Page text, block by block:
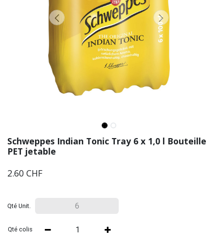
Schweppes Indian Tonic Tray 6 x 1,0 l Bouteille
PET jetable
2.60 CHF
Qté Unit.
Qté colis